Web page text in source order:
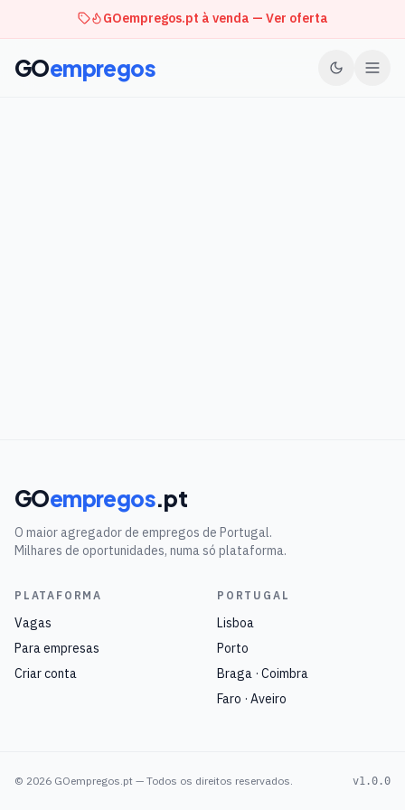
GOempregos.pt à venda — Ver oferta
GOempregos
GOempregos.pt
O maior agregador de empregos de Portugal.
Milhares de oportunidades, numa só plataforma.
PLATAFORMA
Vagas
Para empresas
Criar conta
PORTUGAL
Lisboa
Porto
Braga · Coimbra
Faro · Aveiro
© 2026 GOempregos.pt — Todos os direitos reservados. v1.0.0